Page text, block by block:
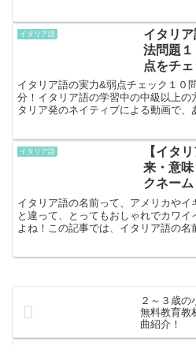
イタリア語
イタリ
法問題
点をチ
り】
イタリア語の実力&弱点チェック１０
分！イタリア語の学習中の中級以上の
タリア発のネイティブによる動画で
イタリア語
【イタ
来・意
クネーム
イタリア語の名前って、アメリカやイ
と違って、とってもおしゃれでカワ
よね！この記事では、イタリア語の名
２～３歳の
無料教育教
曲紹介！